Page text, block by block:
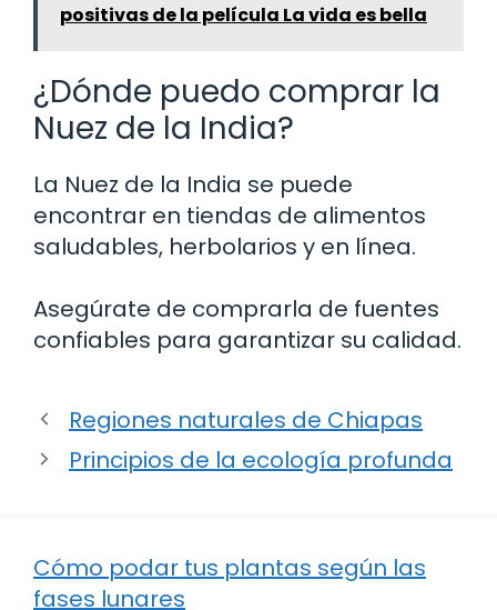
positivas de la película La vida es bella
¿Dónde puedo comprar la
Nuez de la India?
La Nuez de la India se puede
encontrar en tiendas de alimentos
saludables, herbolarios y en línea.
Asegúrate de comprarla de fuentes
confiables para garantizar su calidad.
Regiones naturales de Chiapas
Principios de la ecología profunda
Cómo podar tus plantas según las
fases lunares